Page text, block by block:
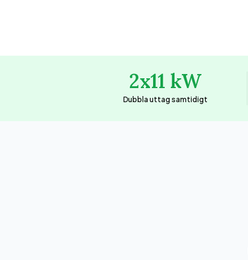
2x11 kW
Dubbla uttag samtidigt